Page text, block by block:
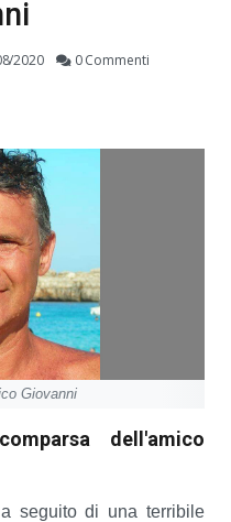
2020 0 Commenti
Giovanni
dell'amico
seguito di una terribile